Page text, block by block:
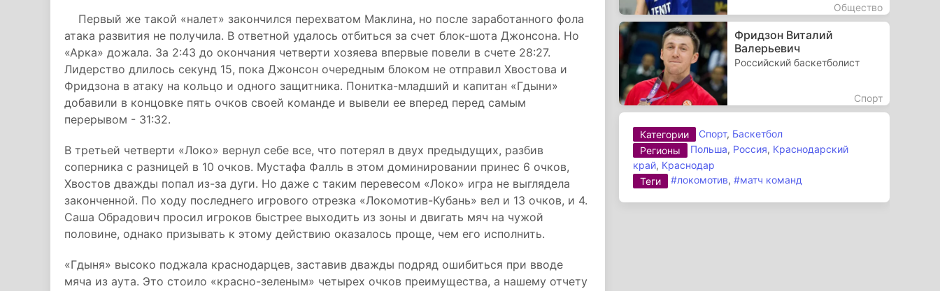
Первый же такой «налет» закончился перехватом Маклина, но после заработанного фола
атака развития не получила. В ответной удалось отбиться за счет блок-шота Джонсона. Но
«Арка» дожала. За 2:43 до окончания четверти хозяева впервые повели в счете 28:27.
Лидерство длилось секунд 15, пока Джонсон очередным блоком не отправил Хвостова и
Фридзона в атаку на кольцо и одного защитника. Понитка-младший и капитан «Гдыни»
добавили в концовке пять очков своей команде и вывели ее вперед перед самым
перерывом - 31:32.
В третьей четверти «Локо» вернул себе все, что потерял в двух предыдущих, разбив
соперника с разницей в 10 очков. Мустафа Фалль в этом доминировании принес 6 очков,
Хвостов дважды попал из-за дуги. Но даже с таким перевесом «Локо» игра не выглядела
законченной. По ходу последнего игрового отрезка «Локомотив-Кубань» вел и 13 очков, и 4.
Саша Обрадович просил игроков быстрее выходить из зоны и двигать мяч на чужой
половине, однако призывать к этому действию оказалось проще, чем его исполнить.
«Гдыня» высоко поджала краснодарцев, заставив дважды подряд ошибиться при вводе
мяча из аута. Это стоило «красно-зеленым» четырех очков преимущества, а нашему отчету
Общество
Фридзон Виталий
Валерьевич
Российский баскетболист
Спорт
Категории Спорт, Баскетбол
Регионы
Польша, Россия, Краснодарский
край, Краснодар
Теги
#локомотив,#матч команд